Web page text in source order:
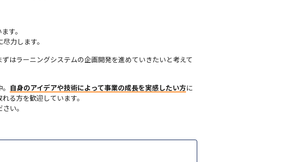
す。
力します。
ずはラーニングシステムの企画開発を進めていきたいと考えて
自身のアイデアや技術によって事業の成長を実感したい方に
る方を歓迎しています。
い。